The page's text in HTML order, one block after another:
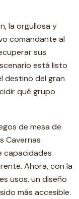
la orgullosa y
comandante al
sus
está listo
destino del gran
qué grupo
de mesa de
Cavernas
capacidades
Ahora, con la
usos, un diseño
más accesible.